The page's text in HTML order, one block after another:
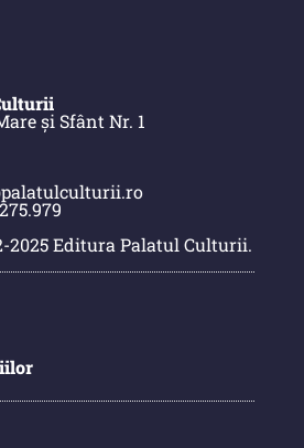
Neculce” al Muzeului
Neculce” al
a Moldovei -
Neculce” al
Istorie a Moldovei -
Neculce” al
a Moldovei -
și Sfânt Nr. 1
2025 Editura Palatul Culturii.